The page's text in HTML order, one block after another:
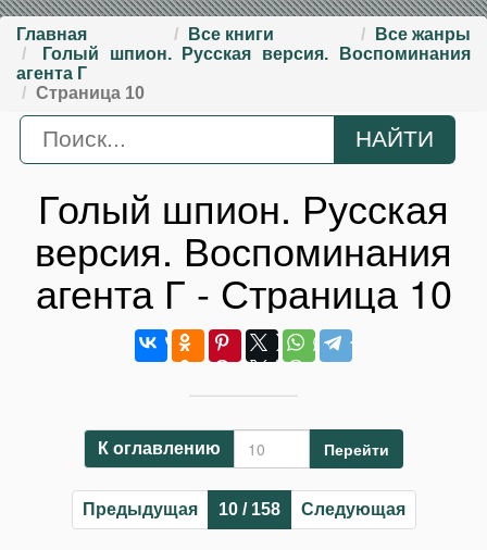
Главная Все книги
Все жанры
Голый шпион. Русская версия. Воспоминания
агента Г
Страница 10
Голый шпион. Русская
версия. Воспоминания
агента Г - Страница 10
К оглавлению Перейти
Предыдущая 10 / 158 Следующая